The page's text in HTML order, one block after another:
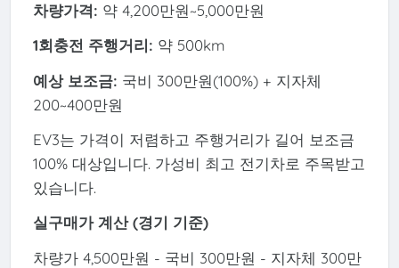
차량가격: 약 4,200만원~5,000만원
1회충전 주행거리: 약 500km
예상 보조금: 국비 300만원(100%) + 지자체
200~400만원
EV3는 가격이 저렴하고 주행거리가 길어 보조금
100% 대상입니다. 가성비 최고 전기차로 주목받고
있습니다.
실구매가 계산 (경기 기준)
차량가 4,500만원 - 국비 300만원 - 지자체 300만